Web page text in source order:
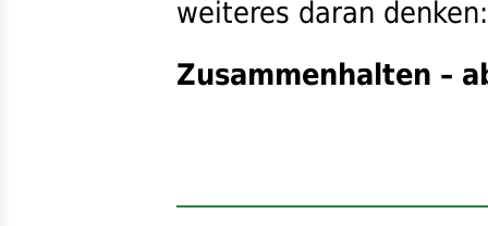
weiteres daran denken:
Zusammenhalten –